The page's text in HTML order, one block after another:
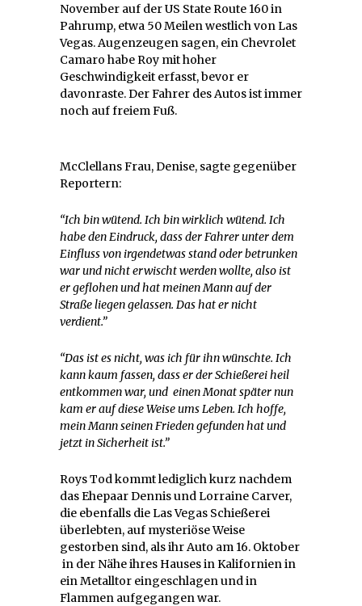
November auf der US State Route 160 in
Pahrump, etwa 50 Meilen westlich von Las
Vegas. Augenzeugen sagen, ein Chevrolet
Camaro habe Roy mit hoher
Geschwindigkeit erfasst, bevor er
davonraste. Der Fahrer des Autos ist immer
noch auf freiem Fuß.
McClellans Frau, Denise, sagte gegenüber
Reportern:
“Ich bin wütend. Ich bin wirklich wütend. Ich
habe den Eindruck, dass der Fahrer unter dem
Einfluss von irgendetwas stand oder betrunken
war und nicht erwischt werden wollte, also ist
er geflohen und hat meinen Mann auf der
Straße liegen gelassen. Das hat er nicht
verdient.”
“Das ist es nicht, was ich für ihn wünschte. Ich
kann kaum fassen, dass er der Schießerei heil
entkommen war, und einen Monat später nun
kam er auf diese Weise ums Leben. Ich hoffe,
mein Mann seinen Frieden gefunden hat und
jetzt in Sicherheit ist.”
Roys Tod kommt lediglich kurz nachdem
das Ehepaar Dennis und Lorraine Carver,
die ebenfalls die Las Vegas Schießerei
überlebten, auf mysteriöse Weise
gestorben sind, als ihr Auto am 16. Oktober
in der Nähe ihres Hauses in Kalifornien in
ein Metalltor eingeschlagen und in
Flammen aufgegangen war.